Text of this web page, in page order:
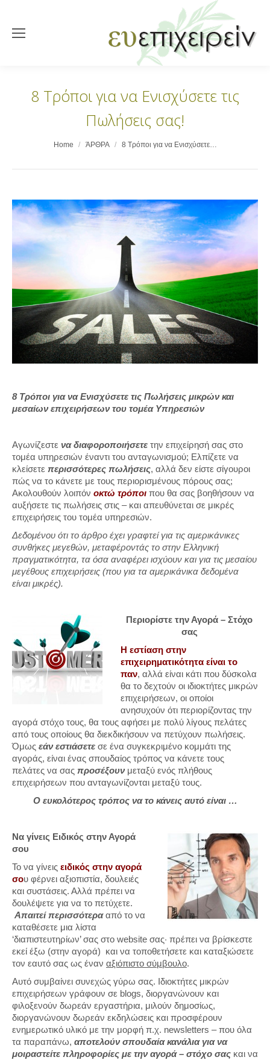
8 Τρόποι για να Ενισχύσετε τις
Πωλήσεις σας!
You are here:Home ΆΡΘΡΑ 8 Τρόποι για να Ενισχύσετε…
8 Τρόποι για να Ενισχύσετε τις Πωλήσεις μικρών και
μεσαίων επιχειρήσεων του τομέα Υπηρεσιών
Αγωνίζεστε να διαφοροποιήσετε την επιχείρησή σας στο
τομέα υπηρεσιών έναντι του ανταγωνισμού; Ελπίζετε να
κλείσετε περισσότερες πωλήσεις, αλλά δεν είστε σίγουροι
πώς να το κάνετε με τους περιορισμένους πόρους σας;
Ακολουθούν λοιπόν οκτώ τρόποι που θα σας βοηθήσουν να
αυξήσετε τις πωλήσεις στις – και απευθύνεται σε μικρές
επιχειρήσεις του τομέα υπηρεσιών.
Δεδομένου ότι το άρθρο έχει γραφτεί για τις αμερικάνικες
συνθήκες μεγεθών, μεταφέροντάς το στην Ελληνική
πραγματικότητα, τα όσα αναφέρει ισχύουν και για τις μεσαίου
μεγέθους επιχειρήσεις (που για τα αμερικάνικα δεδομένα
είναι μικρές).
Περιορίστε την Αγορά – Στόχο
σας
Η εστίαση στην
επιχειρηματικότητα είναι το
παν, αλλά είναι κάτι που δύσκολα
θα το δεχτούν οι ιδιοκτήτες μικρών
επιχειρήσεων, οι οποίοι
ανησυχούν ότι περιορίζοντας την
αγορά στόχο τους, θα τους αφήσει με πολύ λίγους πελάτες
από τους οποίους θα διεκδικήσουν να πετύχουν πωλήσεις.
Όμως εάν εστιάσετε σε ένα συγκεκριμένο κομμάτι της
αγοράς, είναι ένας σπουδαίος τρόπος να κάνετε τους
πελάτες να σας προσέξουν μεταξύ ενός πλήθους
επιχειρήσεων που ανταγωνίζονται μεταξύ τους.
Ο ευκολότερος τρόπος να το κάνεις αυτό είναι …
Να γίνεις Ειδικός στην Αγορά
σου
Το να γίνεις ειδικός στην αγορά
σου φέρνει αξιοπιστία, δουλειές
και συστάσεις. Αλλά πρέπει να
δουλέψετε για να το πετύχετε.
Απαιτεί περισσότερααπό το να
καταθέσετε μια λίστα
‘διαπιστευτηρίων’ σας στο website σας· πρέπει να βρίσκεστε
εκεί έξω (στην αγορά) και να τοποθετήσετε και καταξιώσετε
τον εαυτό σας ως έναν αξιόπιστο σύμβουλο.
Αυτό συμβαίνει συνεχώς γύρω σας. Ιδιοκτήτες μικρών
επιχειρήσεων γράφουν σε blogs, διοργανώνουν και
φιλοξενούν δωρεάν εργαστήρια, μιλούν δημοσίως,
διοργανώνουν δωρεάν εκδηλώσεις και προσφέρουν
ενημερωτικό υλικό με την μορφή π.χ. newsletters – που όλα
τα παραπάνω, αποτελούν σπουδαία κανάλια για να
μοιραστείτε πληροφορίες με την αγορά – στόχο σας και να